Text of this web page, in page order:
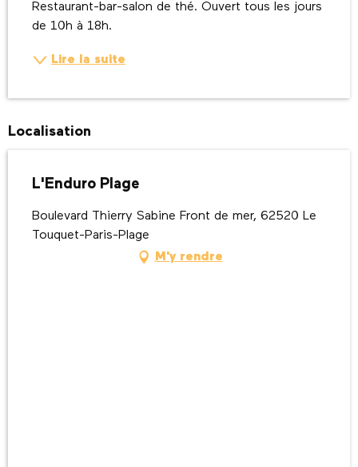
Restaurant-bar-salon de thé. Ouvert tous les jours
de 10h à 18h.
Lire la suite
Localisation
L'Enduro Plage
Boulevard Thierry Sabine Front de mer, 62520 Le
Touquet-Paris-Plage
M'y rendre